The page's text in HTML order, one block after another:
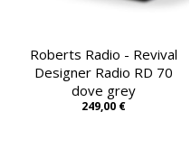
Roberts Radio - Revival
Designer Radio RD 70
dove grey
249,00 €